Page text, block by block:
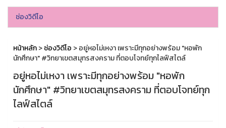
ช่องวิดีโอ
หน้าหลัก>ช่องวิดีโอ > อยู่หอไม่เหงา เพราะมีทุกอย่างพร้อม "หอพัก
นักศึกษา" #วิทยาเขตสมุทรสงคราม ที่ตอบโจทย์ทุกไลฟ์สไตล์
อยู่หอไม่เหงา เพราะมีทุกอย่างพร้อม "หอพัก
นักศึกษา" #วิทยาเขตสมุทรสงคราม ที่ตอบโจทย์ทุก
ไลฟ์สไตล์